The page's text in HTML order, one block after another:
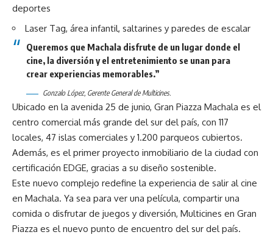
deportes
Laser Tag, área infantil, saltarines y paredes de escalar
Queremos que Machala disfrute de un lugar donde el
cine, la diversión y el entretenimiento se unan para
crear experiencias memorables.”
Gonzalo López, Gerente General de Multicines.
Ubicado en la avenida 25 de junio, Gran Piazza Machala es el
centro comercial más grande del sur del país, con 117
locales, 47 islas comerciales y 1.200 parqueos cubiertos.
Además, es el primer proyecto inmobiliario de la ciudad con
certificación EDGE, gracias a su diseño sostenible.
Este nuevo complejo redefine la experiencia de salir al cine
en Machala. Ya sea para ver una película, compartir una
comida o disfrutar de juegos y diversión, Multicines en Gran
Piazza es el nuevo punto de encuentro del sur del país.